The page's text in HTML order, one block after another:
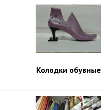
России. Мелкие партии
почтой России
вотсап 8 915 055 58
Колодки обувные